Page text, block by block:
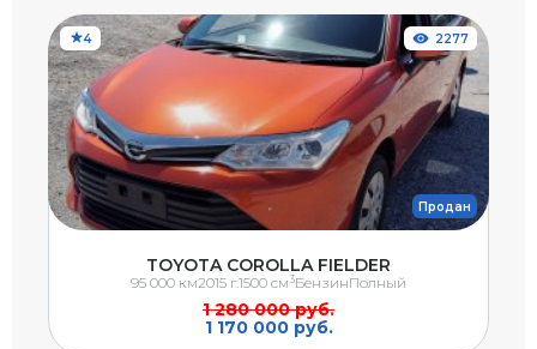
4
Продан
2277
TOYOTA COROLLA FIELDER
1 280 000 руб.
1 170 000 руб.
95 000 км2015 г.1500 см3БензинПолный